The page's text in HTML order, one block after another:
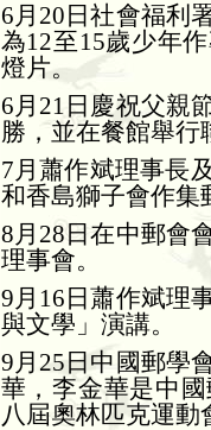
6 月 20 日社會福利
為12至15歲少年
燈片。
6 月 21 日慶祝父親
勝，並在餐館舉行
7 月蕭作斌理事長
和香島獅子會作集
8 月 28日在中郵會
理事會。
9 月 16 日蕭作斌理
與文學」演講。
9 月 25 日中國郵學
華，李金華是中
八屆奧林匹克運動